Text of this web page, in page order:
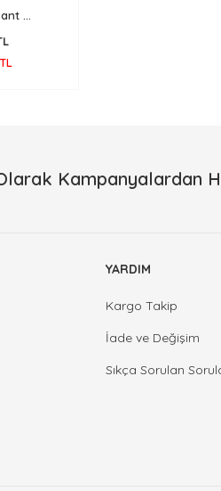
...
Kampanyalardan
YARDIM
Kargo Takip
İade ve Değişim
Sıkça Sorulan